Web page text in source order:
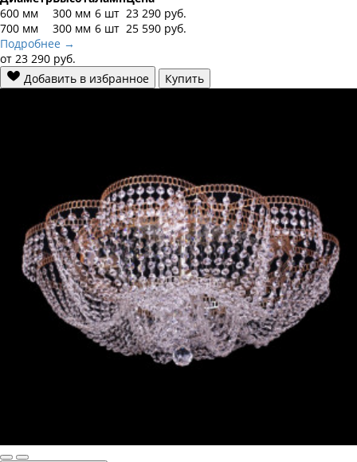
600 мм
300 мм 6 шт 23 290 руб.
700 мм
300 мм 6 шт 25 590 руб.
Подробнее →
от 23 290 руб.
Добавить в избранное
Купить